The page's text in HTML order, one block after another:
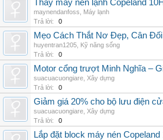
Thay máy nén lạnh Copeland
maynendanfoss
Máy lạnh
Trả lời:
0
Mẹo Cách Thắt Nơ Đẹp, Cân
huyentran1205 Kỹ năng sống
Trả lời:
0
Motor cổng trượt Minh Nghĩa –
suacuacuongiare Xây dựng
Trả lời:
0
Giảm giá 20% cho bộ lưu điện
suacuacuongiare Xây dựng
Trả lời:
0
Lắp đặt block máy nén